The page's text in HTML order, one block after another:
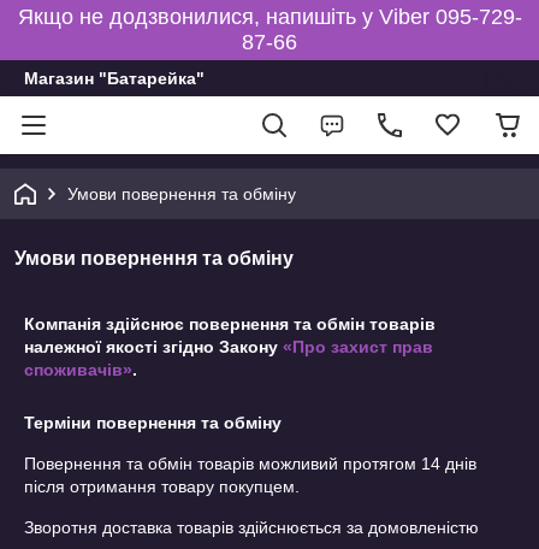
Якщо не додзвонилися, напишіть у Viber 095-729-
87-66
Магазин "Батарейка"
Умови повернення та обміну
Умови повернення та обміну
Компанія здійснює повернення та обмін товарів
належної якості згідно Закону «Про захист прав
споживачів».
Терміни повернення та обміну
Повернення та обмін товарів можливий протягом 14 днів
після отримання товару покупцем.
Зворотня доставка товарів здійснюється за домовленістю